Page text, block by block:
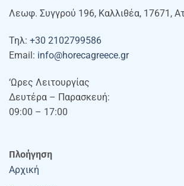
Λεωφ. Συγγρού 196, Καλλιθέα, 17671,
Τηλ: +30 2102799586
Email: info@horecagreece.gr
‘Ωρες Λειτουργίας
Δευτέρα – Παρασκευή:
09:00 – 17:00
Πλοήγηση
Αρχική